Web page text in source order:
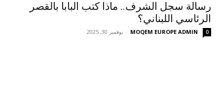
رسالة سجل الشرف.. ماذا كتب البابا بالقصر
الرئاسي اللبناني؟
MOQEM EUROPE ADMIN
- نوفمبر 30, 2025 0